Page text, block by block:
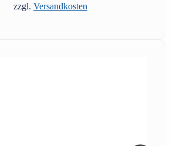
zzgl. Versandkosten